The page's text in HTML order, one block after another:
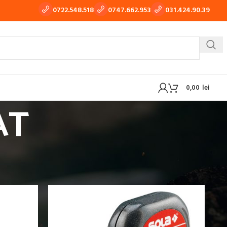
0722.548.518 0747.662.953 031.424.90.39
WIG
0,00 lei